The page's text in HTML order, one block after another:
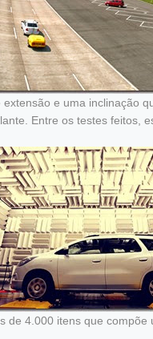
e uma inclinação
Entre os testes feitos,
de 4.000 itens que